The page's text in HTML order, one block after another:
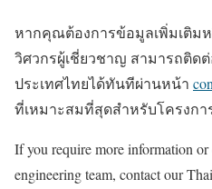
หากคุณต้องการข้อมูลเพิ่มเติม
วิศวกรผู้เชี่ยวชาญ สามารถติด
ประเทศไทยได้ทันทีผ่านหน้า
ที่เหมาะสมที่สุดสำหรับโครงก
If you require more information
engineering team, contact our